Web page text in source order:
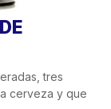
tres
cerveza y que